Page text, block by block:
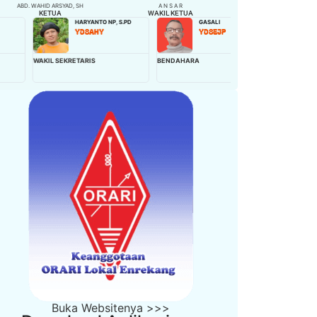
ABD. WAHID ARSYAD, SH
KETUA
A N S A R
WAKIL KETUA
HARYANTO NP, S.PD
YD8AHY
SEKRETARIS
GASALI
YD8EJP
BENDAHARA
Buka Websitenya >>>